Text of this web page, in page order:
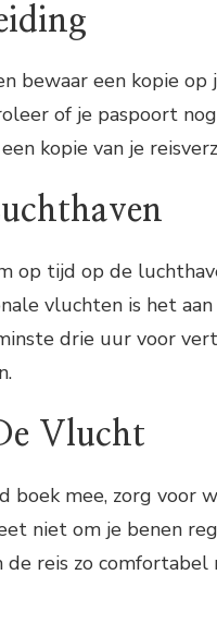
bewaar een kopie op
of je paspoort
kopie van je
op tijd op de
vluchten is het
drie uur voor
Vlucht
boek mee, zorg voor
niet om je benen
de reis zo comfortabel